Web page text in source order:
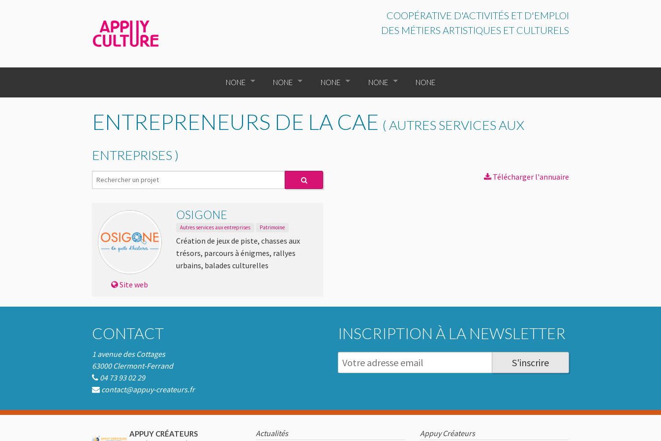
COOPÉRATIVE D'ACTIVITÉS ET D'EMPLOI
DES MÉTIERS ARTISTIQUES ET CULTURELS
NONE
NONE
NONE
NONE
NONE
TOUTES LES CATÉGORIES
NONE
NONE
PLAQUETTE DE PRÉSENTATION APPUY CULTURE
NONE
ENTREPRENEURS DE LA CAE ( AUTRES SERVICES AUX
ENTREPRISES )
Télécharger l'annuaire
Site web
OSIGONE
Autres services aux entreprises Patrimoine
Création de jeux de piste, chasses aux
trésors, parcours à énigmes, rallyes
urbains, balades culturelles
CONTACT
1 avenue des Cottages
63000 Clermont-Ferrand
04 73 93 02 29
contact@appuy-createurs.fr
INSCRIPTION À LA NEWSLETTER
S'inscrire
APPUY CRÉATEURS Actualités Appuy Créateurs